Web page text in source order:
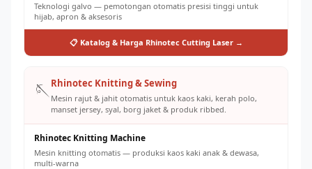
Teknologi galvo — pemotongan otomatis presisi tinggi untuk
hijab, apron & aksesoris
📋 Katalog & Harga Rhinotec Cutting Laser →
🪡Rhinotec Knitting & Sewing
Mesin rajut & jahit otomatis untuk kaos kaki, kerah polo,
manset jersey, syal, borg jaket & produk ribbed.
Rhinotec Knitting Machine
Mesin knitting otomatis — produksi kaos kaki anak & dewasa,
multi-warna